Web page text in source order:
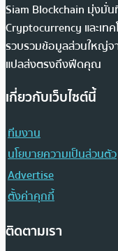
Siam Blockchain มุ่งมั่น
Cryptocurrency และเท
รวบรวมข้อมูลส่วนใหญ่จา
แปลส่งตรงถึงฟีดคุณ
เกี่ยวกับเว็บไซต์นี้
ทีมงาน
นโยบายความเป็นส่วนตัว
Advertise
ตั้งค่าคุกกี้
ติดตามเรา